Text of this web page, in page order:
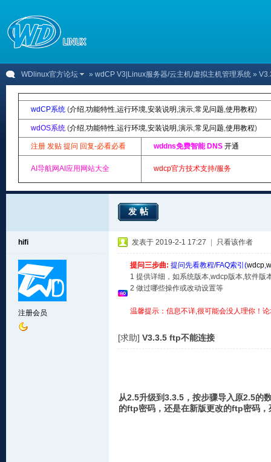
WDlinux官方论坛 » wdCP V3|Linux服务器/云主机/虚拟主机管理系统 »
wdCP系统 (介绍,功能特性,运行环境,安装说明 ,演示,常见问题,使用教程)
wdOS系统 (介绍,功能特性,运行环境,安装说明 ,演示,常见问题,使用教程)
注册 发贴 提问 回复-必看必看 wddns免费智能 DNS 开通
AI导航网AI应用网站大全 wdcp官方技术支持/服务
发帖
hifi
注册会员
发表于 2019-2-1 17:27 只看该作者
提问三步曲: 提问先看教程/FAQ索引(wdcp,
1 提供详细，如系统版本,wdcp版本,软件版
2 做过哪些操作或改动设置等
温馨提示：信息不详,很可能会没人理你！
[求助] V3.3.5 ftp不能连接
从2.5升级到3.3.5，按步骤导入原2.5的
的ftp密码，还是在新版更改的ftp密码